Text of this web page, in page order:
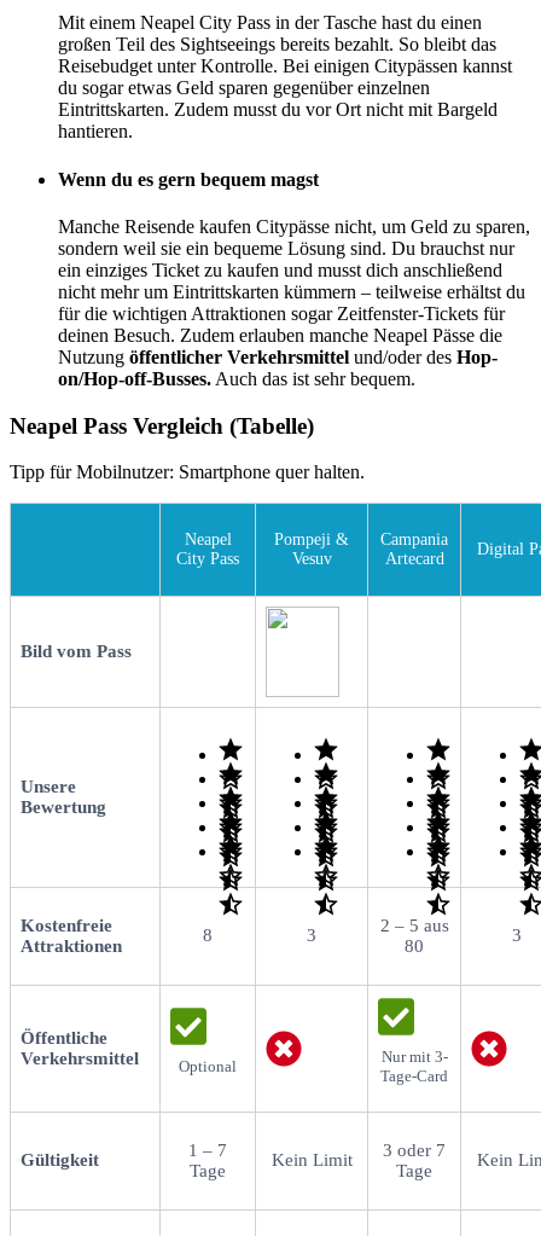
Mit einem Neapel City Pass in der Tasche hast du einen
großen Teil des Sightseeings bereits bezahlt. So bleibt das
Reisebudget unter Kontrolle. Bei einigen Citypässen kannst
du sogar etwas Geld sparen gegenüber einzelnen
Eintrittskarten. Zudem musst du vor Ort nicht mit Bargeld
hantieren.
Wenn du es gern bequem magst
Manche Reisende kaufen Citypässe nicht, um Geld zu sparen,
sondern weil sie ein bequeme Lösung sind. Du brauchst nur
ein einziges Ticket zu kaufen und musst dich anschließend
nicht mehr um Eintrittskarten kümmern – teilweise erhältst du
für die wichtigen Attraktionen sogar Zeitfenster-Tickets für
deinen Besuch. Zudem erlauben manche Neapel Pässe die
Nutzung öffentlicher Verkehrsmittel und/oder des Hop-
on/Hop-off-Busses. Auch das ist sehr bequem.
Neapel Pass Vergleich (Tabelle)
Tipp für Mobilnutzer: Smartphone quer halten.
Neapel
City Pass
Pompeji &
Vesuv
Campania
Artecard
Digital
Bild vom Pass
Unsere
Bewertung
Kostenfreie
Attraktionen
8 3
2 – 5 aus
80
3
Öffentliche
Verkehrsmittel
Optional
Nur mit 3-
Tage-Card
Gültigkeit
1 – 7
Tage
Kein Limit
3 oder 7
Tage
Kein